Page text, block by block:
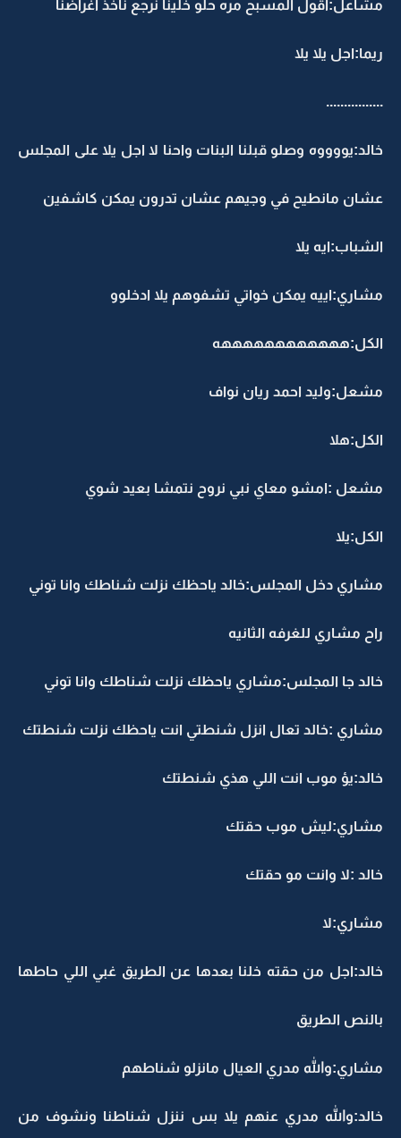
مشاعل:اقول المسبح مره حلو خلينا نرجع ناخذ اغراضنا
ريما:اجل يلا يلا
................
خالد:يووووه وصلو قبلنا البنات واحنا لا اجل يلا على المجلس
عشان مانطيح في وجيهم عشان تدرون يمكن كاشفين
الشباب:ايه يلا
مشاري:اييه يمكن خواتي تشفوهم يلا ادخلوو
الكل:ههههههههههههه
مشعل:وليد احمد ريان نواف
الكل:هلا
مشعل :امشو معاي نبي نروح نتمشا بعيد شوي
الكل:يلا
مشاري دخل المجلس:خالد ياحظك نزلت شناطك وانا توني
راح مشاري للغرفه الثانيه
خالد جا المجلس:مشاري ياحظك نزلت شناطك وانا توني
مشاري :خالد تعال انزل شنطتي انت ياحظك نزلت شنطتك
خالد:يؤ موب انت اللي هذي شنطتك
مشاري:ليش موب حقتك
خالد :لا وانت مو حقتك
مشاري:لا
خالد:اجل من حقته خلنا بعدها عن الطريق غبي اللي حاطها
بالنص الطريق
مشاري:والله مدري العيال مانزلو شناطهم
خالد:والله مدري عنهم يلا بس ننزل شناطنا ونشوف من